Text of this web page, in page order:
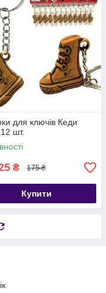
для ключів Кеди
шт.
₴ 175 ₴
Купити